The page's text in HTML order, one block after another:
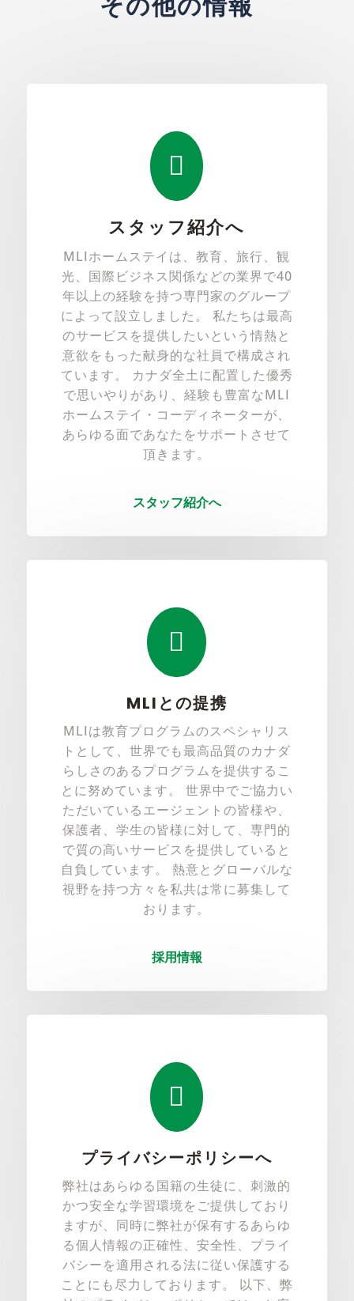

スタッフ紹介へ
MLIホームステイは、教育、旅行、観
光、国際ビジネス関係などの業界で40
年以上の経験を持つ専門家のグループ
によって設立しました。 私たちは最高
のサービスを提供したいという情熱と
意欲をもった献身的な社員で構成され
ています。 カナダ全土に配置した優秀
で思いやりがあり、経験も豊富なMLI
ホームステイ・コーディネーターが、
あらゆる面であなたをサポートさせて
頂きます。
スタッフ紹介へ

MLIとの提携
MLIは教育プログラムのスペシャリス
トとして、世界でも最高品質のカナダ
らしさのあるプログラムを提供するこ
とに努めています。 世界中でご協力い
ただいているエージェントの皆様や、
保護者、学生の皆様に対して、専門的
で質の高いサービスを提供していると
自負しています。 熱意とグローバルな
視野を持つ方々を私共は常に募集して
おります。
採用情報

プライバシーポリシーへ
弊社はあらゆる国籍の生徒に、刺激的
かつ安全な学習環境をご提供しており
ますが、同時に弊社が保有するあらゆ
る個人情報の正確性、安全性、プライ
バシーを適用される法に従い保護する
ことにも尽力しております。 以下、弊